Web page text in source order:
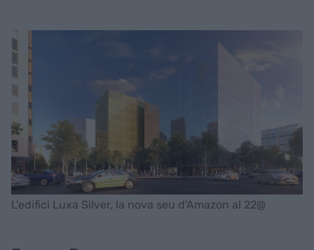
L'edifici Luxa Silver, la nova seu d'Amazon al 22@